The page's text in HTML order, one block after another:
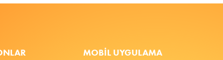
MOBIL UYGULAMA